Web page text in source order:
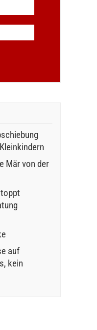
Mär von der
auf
kein